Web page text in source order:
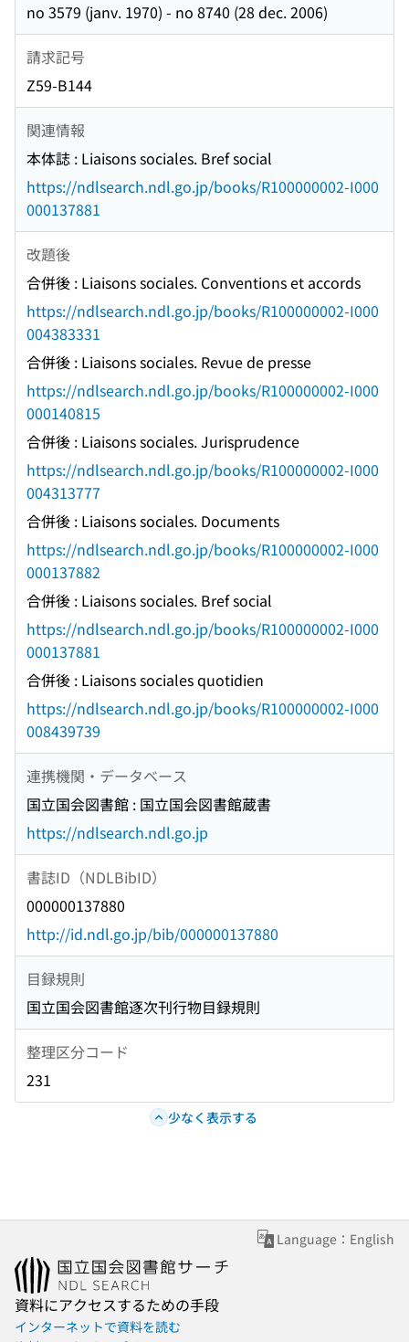
no 3579 (janv. 1970) - no 8740 (28 dec. 2006)
請求記号
Z59-B144
関連情報
本体誌 : Liaisons sociales. Bref social
https://ndlsearch.ndl.go.jp/books/R100000002-I000
000137881
改題後
合併後 : Liaisons sociales. Conventions et accords
https://ndlsearch.ndl.go.jp/books/R100000002-I000
004383331
合併後 : Liaisons sociales. Revue de presse
https://ndlsearch.ndl.go.jp/books/R100000002-I000
000140815
合併後 : Liaisons sociales. Jurisprudence
https://ndlsearch.ndl.go.jp/books/R100000002-I000
004313777
合併後 : Liaisons sociales. Documents
https://ndlsearch.ndl.go.jp/books/R100000002-I000
000137882
合併後 : Liaisons sociales. Bref social
https://ndlsearch.ndl.go.jp/books/R100000002-I000
000137881
合併後 : Liaisons sociales quotidien
https://ndlsearch.ndl.go.jp/books/R100000002-I000
008439739
連携機関・データベース
国立国会図書館 : 国立国会図書館蔵書
https://ndlsearch.ndl.go.jp
書誌ID（NDLBibID）
000000137880
http://id.ndl.go.jp/bib/000000137880
目録規則
国立国会図書館逐次刊行物目録規則
整理区分コード
231
少なく表示する
Language：English
資料にアクセスするための手段
インターネットで資料を読む